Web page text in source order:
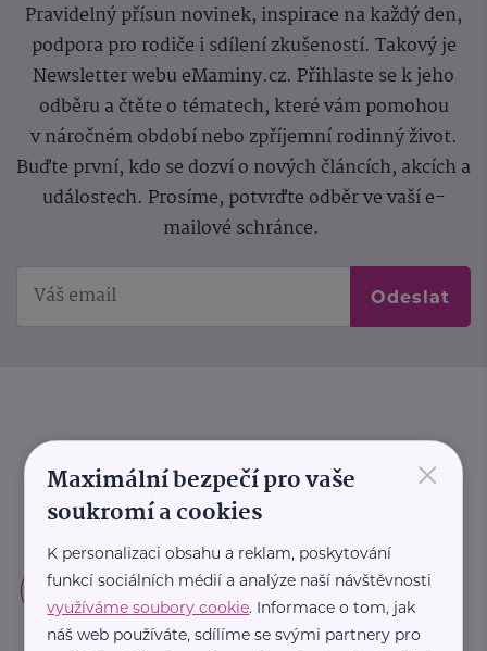
Pravidelný přísun novinek, inspirace na každý den,
podpora pro rodiče i sdílení zkušeností. Takový je
Newsletter webu eMaminy.cz. Přihlaste se k jeho
odběru a čtěte o tématech, které vám pomohou
v náročném období nebo zpříjemní rodinný život.
Buďte první, kdo se dozví o nových článcích, akcích a
událostech. Prosíme, potvrďte odběr ve vaší e-
mailové schránce.
Odeslat
×
Maximální bezpečí pro vaše
soukromí a cookies
K personalizaci obsahu a reklam, poskytování
funkcí sociálních médií a analýze naší návštěvnosti
využíváme soubory cookie. Informace o tom, jak
náš web používáte, sdílíme se svými partnery pro